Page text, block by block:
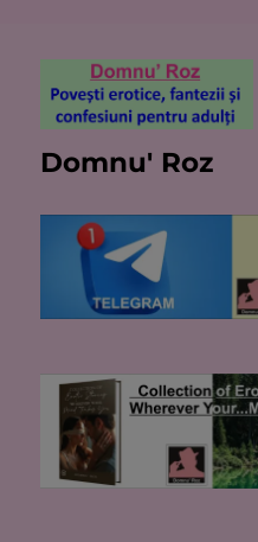
Domnu' Roz